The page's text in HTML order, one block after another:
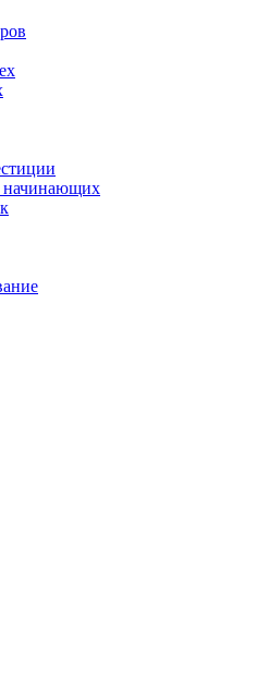
начинающих